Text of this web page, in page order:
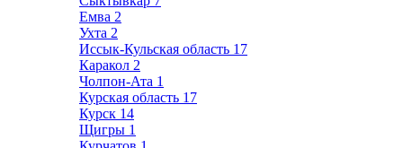
Емва 2
Ухта 2
Иссык-Кульская область 17
Каракол 2
Чолпон-Ата 1
Курская область 17
Курск 14
Щигры 1